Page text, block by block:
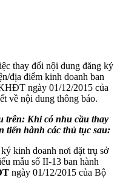
thay đổi nội dung đăng ký
địa điểm kinh doanh ban
ngày 01/12/2015 của
về nội dung thông báo.
trên: Khicó nhu cầu thay
tiến hành các thủ tục sau:
doanh nơi đặt trụ sở
mẫu số II-13 ban hành
ngày 01/12/2015 của Bộ